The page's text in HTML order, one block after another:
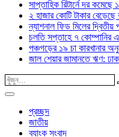
সাপ্তাহিক রিটার্নে দর কমেছে
২ হাজার কোটি টাকার বেড়েছে
ন্যাশনাল ফিড মিলের দ্বিতীয়
চলতি সপ্তাহে ৭ কোম্পানির
পঞ্চগড়ের ১৯ চা কারখানার
জাল শেয়ার জামানতে ঋণ:
প্রচ্ছদ
জাতীয়
ব্যাংক সংবাদ